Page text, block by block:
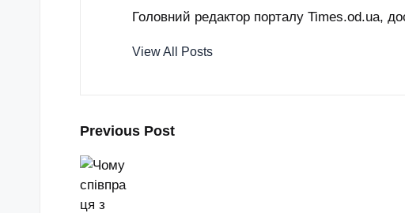
Головний редактор порталу Times.od.ua,
View All Posts
Post
navigation
Previous Post